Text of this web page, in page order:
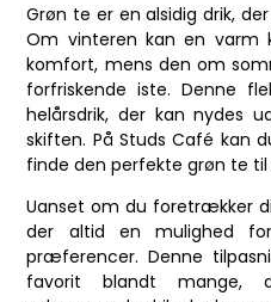
Grøn te er en alsidig drik,
Om vinteren kan en varm
komfort, mens den om
forfriskende iste. Denne
helårsdrik, der kan nydes
skiften. På Studs Café kan
finde den perfekte grøn te
Uanset om du foretrækker
der altid en mulighed
præferencer. Denne
favorit blandt